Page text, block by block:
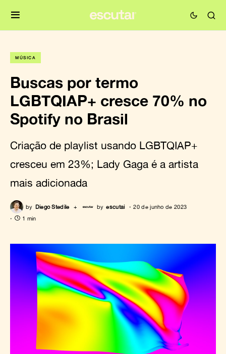
MÚSICA
Buscas por termo
LGBTQIAP+ cresce 70% no
Spotify no Brasil
Criação de playlist usando LGBTQIAP+
cresceu em 23%; Lady Gaga é a artista
mais adicionada
by Diego Stedile + by escutai
20 de junho de 2023
1 min